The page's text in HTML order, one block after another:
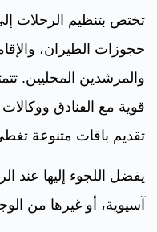
تختص بتنظيم الرحلات
حجوزات الطيران،
والمرشدين المحليين.
قوية مع الفنادق ووكالات
تقديم باقات متنوعة
يفضل اللجوء إليها عند
آسيوية، أو غيرها من